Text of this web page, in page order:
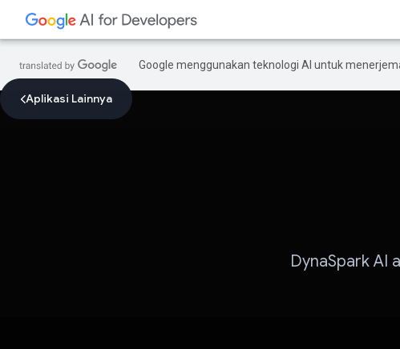
Google menggunakan teknologi AI untuk
Aplikasi Lainnya
DynaSpark AI